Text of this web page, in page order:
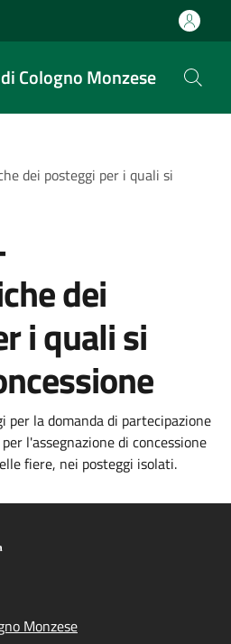
Cologno Monzese
dei posteggi per i quali si
dei
i quali si
per la domanda di partecipazione
l'assegnazione di concessione
fiere, nei posteggi isolati.
Monzese